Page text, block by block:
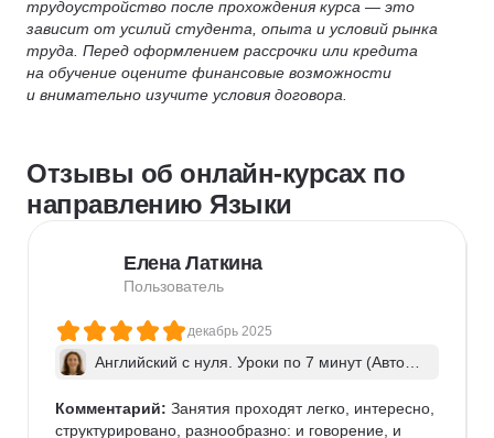
трудоустройство после прохождения курса — это
зависит от усилий студента, опыта и условий рынка
труда. Перед оформлением рассрочки или кредита
на обучение оцените финансовые возможности
и внимательно изучите условия договора.
Отзывы об онлайн-курсах по
направлению Языки
Елена Латкина
Пользователь
декабрь 2025
Английский с нуля. Уроки по 7 минут (Авторс
Комментарий: Занятия проходят легко, интересно,
структурировано, разнообразно: и говорение, и